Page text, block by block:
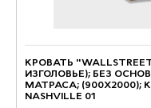
КРОВАТЬ
ИЗГОЛОВЬЕ); БЕЗ
МАТРАСА; (900X2000);
NASHVILLE 01